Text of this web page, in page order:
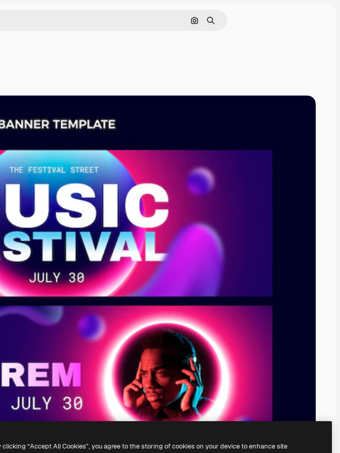
Cerca per immagine
Ricerca
clicking “Accept All Cookies”, you agree to the storing of cookies on your device to enhance site